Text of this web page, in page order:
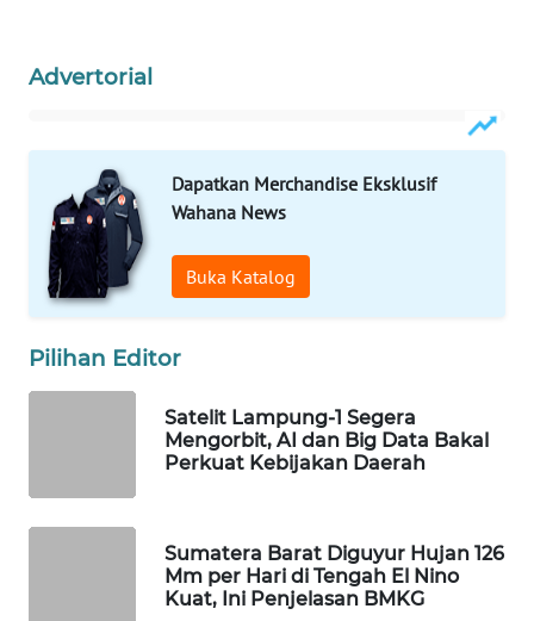
Advertorial
Dapatkan Merchandise Eksklusif
Wahana News
Buka Katalog
Pilihan Editor
Satelit Lampung-1 Segera
Mengorbit, AI dan Big Data Bakal
Perkuat Kebijakan Daerah
Sumatera Barat Diguyur Hujan 126
Mm per Hari di Tengah El Nino
Kuat, Ini Penjelasan BMKG
WAHANA
INFRASTRUKTUR
WAHANA
KONSUMEN
TRAVEL